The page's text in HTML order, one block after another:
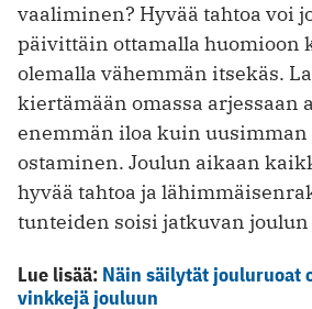
vaaliminen? Hyvää tahtoa voi
päivittäin ottamalla huomioon
olemalla vähemmän itsekäs.
kiertämään omassa arjessaan
enemmän iloa kuin
ostaminen. Joulun aikaan
hyvää tahtoa ja
tunteiden soisi jatkuvan
Lue lisää: Näin säilytät jouluruoat
vinkkejä jouluun